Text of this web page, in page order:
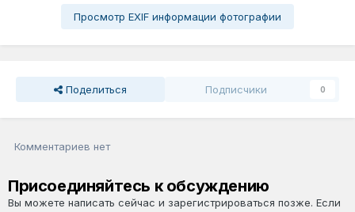
Просмотр EXIF информации фотографии
Поделиться Подписчики 0
Комментариев нет
Присоединяйтесь к обсуждению
Вы можете написать сейчас и зарегистрироваться позже. Если